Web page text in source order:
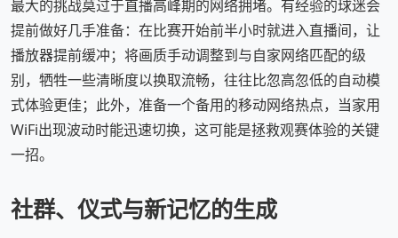
最大的挑战莫过于直播高峰期的网络拥堵。有经验的球迷会
提前做好几手准备：在比赛开始前半小时就进入直播间，让
播放器提前缓冲；将画质手动调整到与自家网络匹配的级
别，牺牲一些清晰度以换取流畅，往往比忽高忽低的自动模
式体验更佳；此外，准备一个备用的移动网络热点，当家用
WiFi出现波动时能迅速切换，这可能是拯救观赛体验的关键
一招。
社群、仪式与新记忆的生成